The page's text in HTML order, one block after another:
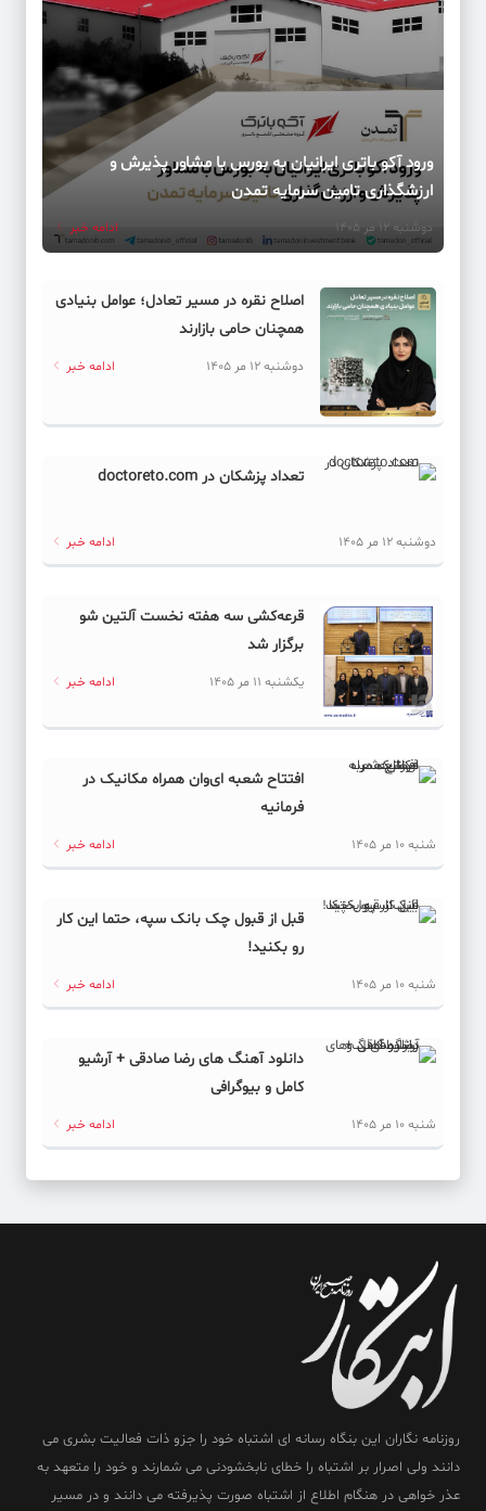
ورود آکو باتری ایرانیان به بورس با مشاور پذیرش و
ارزشگذاری تامین سرمایه تمدن
دوشنبه 12 مر 1405 ادامه خبر
اصلاح نقره در مسیر تعادل؛ عوامل بنیادی
همچنان حامی بازارند
دوشنبه 12 مر 1405 ادامه خبر
تعداد پزشکان در doctoreto.com
دوشنبه 12 مر 1405 ادامه خبر
قرعه‌کشی سه هفته نخست آلتین شو
برگزار شد
یکشنبه 11 مر 1405 ادامه خبر
افتتاح شعبه ای‌وان همراه مکانیک در
فرمانیه
شنبه 10 مر 1405 ادامه خبر
قبل از قبول چک بانک سپه، حتما این کار
رو بکنید!
شنبه 10 مر 1405 ادامه خبر
دانلود آهنگ های رضا صادقی + آرشیو
کامل و بیوگرافی
شنبه 10 مر 1405 ادامه خبر
روزنامه نگاران این بنگاه رسانه ای اشتباه خود را جزو ذات فعالیت بشری می
دانند ولی اصرار بر اشتباه را خطای نابخشودنی می شمارند و خود را متعهد به
عذر خواهی در هنگام اطلاع از اشتباه صورت پذیرفته می دانند و در مسیر